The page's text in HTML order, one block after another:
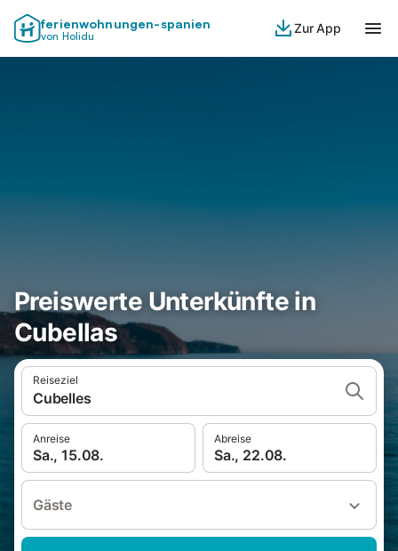
ferienwohnungen-spanien
von Holidu
Zur App
Preiswerte Unterkünfte in
Cubellas
Reiseziel
Cubelles
Anreise
Sa., 15.08.
Abreise
Sa., 22.08.
Gäste